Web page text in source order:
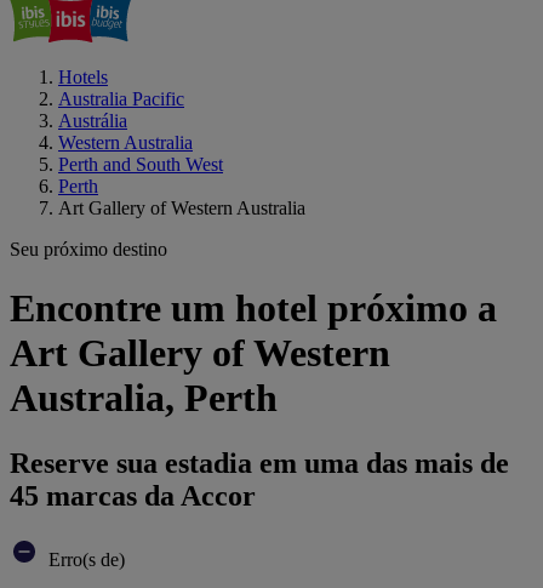
Hotels
Australia Pacific
Austrália
Western Australia
Perth and South West
Perth
Art Gallery of Western Australia
Seu próximo destino
Encontre um hotel próximo a
Art Gallery of Western
Australia, Perth
Reserve sua estadia em uma das mais de
45 marcas da Accor
Erro(s de)